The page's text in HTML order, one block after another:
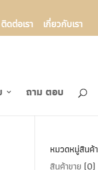
ติดต่อเรา
เกี่ยวกับเรา
ถาม ตอบ
หมวดหมู่สินค้า
สินค้าขาย (0)